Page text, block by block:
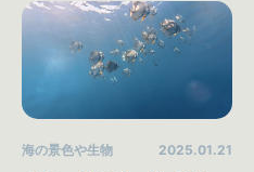
殊なスポーツは私達が普段
味わうことのできない《水
中世界》を体験することが
可能です♪しかしダイビング
を趣味にしたり、楽しんで
い…
海の景色や生物 2025.01.21